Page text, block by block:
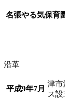
名張やる気保育
沿革
平成9年7月
津市
ス設